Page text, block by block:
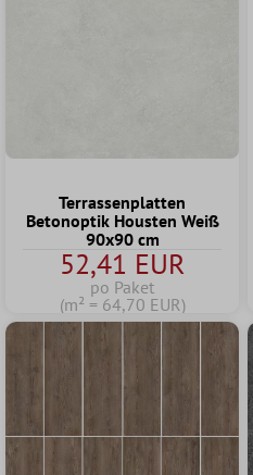
Terrassenplatten
Betonoptik Housten Weiß
90x90 cm
52,41 EUR
po Paket
(m² = 64,70 EUR)